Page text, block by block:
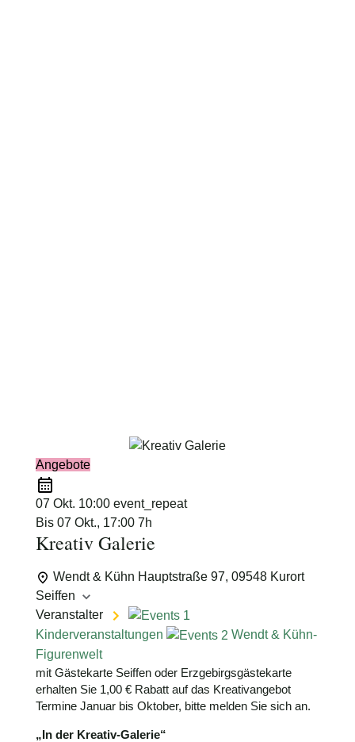
Angebote
07 Okt. 10:00 event_repeat
Bis 07 Okt., 17:00 7h
Kreativ Galerie
Wendt & Kühn Hauptstraße 97, 09548 Kurort
Seiffen
Veranstalter
Kinderveranstaltungen
Wendt & Kühn-
Figurenwelt
mit Gästekarte Seiffen oder Erzgebirgsgästekarte
erhalten Sie 1,00 € Rabatt auf das Kreativangebot
Termine Januar bis Oktober, bitte melden Sie sich an.
„In der Kreativ-Galerie“